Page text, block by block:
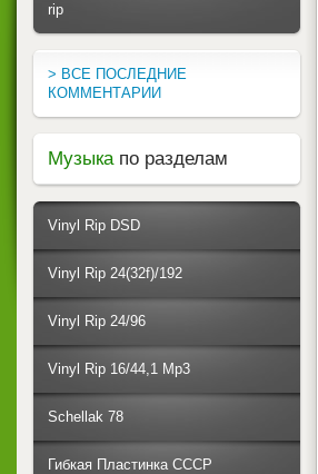
rip
> ВСЕ ПОСЛЕДНИЕ
КОММЕНТАРИИ
Музыка по разделам
Vinyl Rip DSD
Vinyl Rip 24(32f)/192
Vinyl Rip 24/96
Vinyl Rip 16/44,1 Mp3
Schellak 78
Гибкая Пластинка СССР